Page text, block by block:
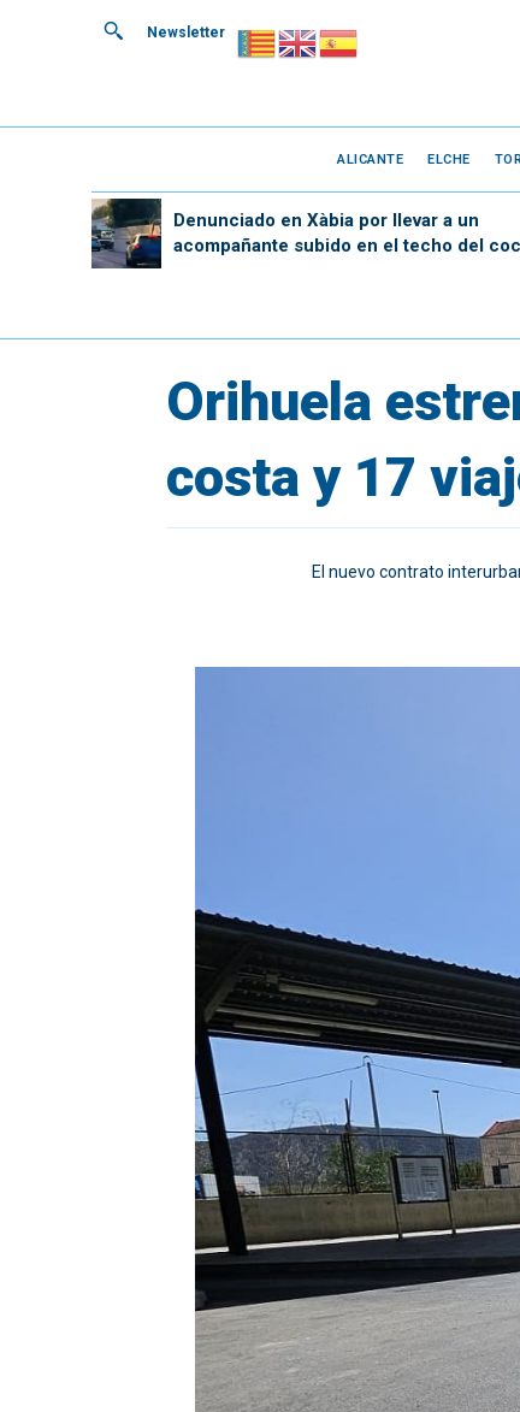
Newsletter
ALICANTE ELCHE
Denunciado en Xàbia por llevar a un
acompañante subido en el techo del
Orihuela
costa y 17
El nuevo contrato